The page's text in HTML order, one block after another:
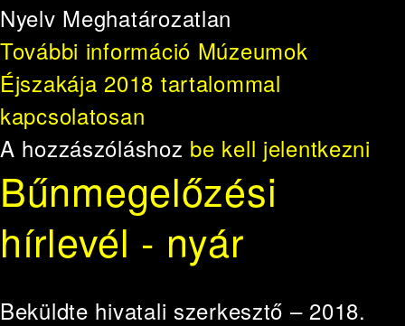
Nyelv Meghatározatlan
További információ Múzeumok
Éjszakája 2018 tartalommal
kapcsolatosan
A hozzászóláshoz be kell jelentkezni
Bűnmegelőzési
hírlevél - nyár
Beküldte hivatali szerkesztő – 2018.